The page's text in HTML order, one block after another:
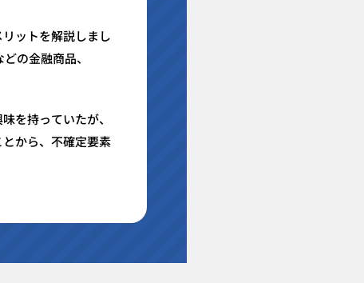
ットを解説しまし
の金融商品、
を持っていたが、
とから、不確定要素